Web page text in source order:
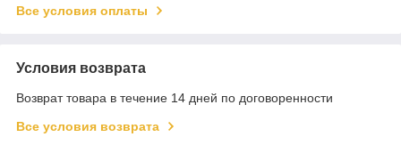
Все условия оплаты
Условия возврата
Возврат товара в течение 14 дней по договоренности
Все условия возврата